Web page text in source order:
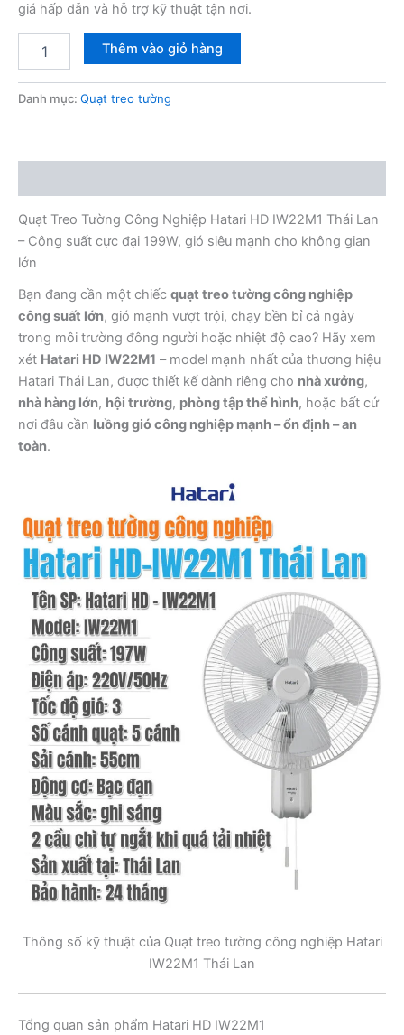
giá hấp dẫn và hỗ trợ kỹ thuật tận nơi.
công
199W
số
lượng
Thêm vào giỏ hàng
Danh mục: Quạt treo tường
Quạt Treo Tường Công Nghiệp Hatari HD IW22M1 Thái Lan
– Công suất cực đại 199W, gió siêu mạnh cho không gian
lớn
Bạn đang cần một chiếc quạt treo tường công nghiệp
công suất lớn, gió mạnh vượt trội, chạy bền bỉ cả ngày
trong môi trường đông người hoặc nhiệt độ cao? Hãy xem
xét Hatari HD IW22M1 – model mạnh nhất của thương hiệu
Hatari Thái Lan, được thiết kế dành riêng cho nhà xưởng,
nhà hàng lớn, hội trường, phòng tập thể hình, hoặc bất cứ
nơi đâu cần luồng gió công nghiệp mạnh – ổn định – an
toàn.
Thông số kỹ thuật của Quạt treo tường công nghiệp Hatari
IW22M1 Thái Lan
Tổng quan sản phẩm Hatari HD IW22M1